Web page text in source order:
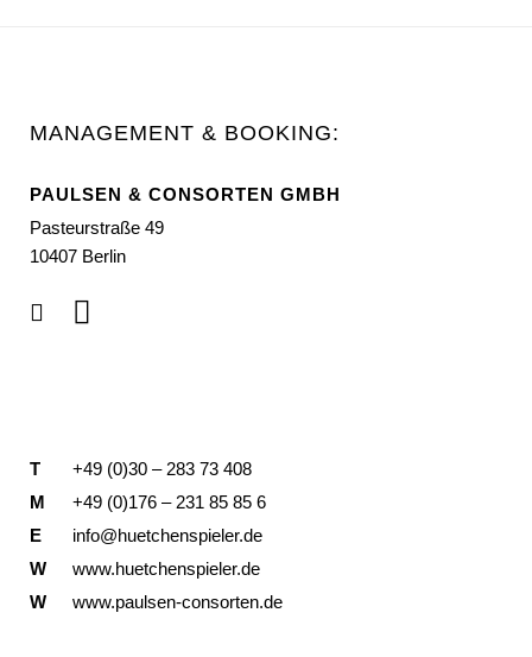
MANAGEMENT & BOOKING:
PAULSEN & CONSORTEN GMBH
Pasteurstraße 49
10407 Berlin
T
+49 (0)30 – 283 73 408
M
+49 (0)176 – 231 85 85 6
E
info@huetchenspieler.de
W
www.huetchenspieler.de
W
www.paulsen-consorten.de